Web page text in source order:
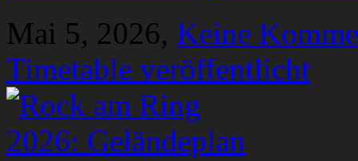
Mai 5, 2026, Keine
Timetable veröffentlicht